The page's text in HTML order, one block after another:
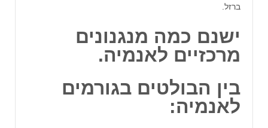
ברזל.
ישנם כמה מנגנונים
מרכזיים לאנמיה.
בין הבולטים בגורמים
לאנמיה: